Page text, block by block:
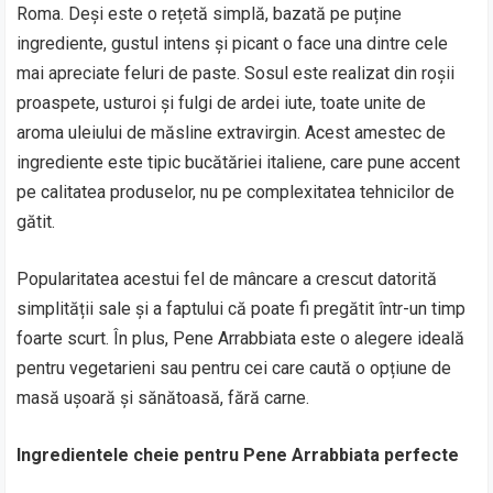
Roma. Deși este o rețetă simplă, bazată pe puține
ingrediente, gustul intens și picant o face una dintre cele
mai apreciate feluri de paste. Sosul este realizat din roșii
proaspete, usturoi și fulgi de ardei iute, toate unite de
aroma uleiului de măsline extravirgin. Acest amestec de
ingrediente este tipic bucătăriei italiene, care pune accent
pe calitatea produselor, nu pe complexitatea tehnicilor de
gătit.
Popularitatea acestui fel de mâncare a crescut datorită
simplității sale și a faptului că poate fi pregătit într-un timp
foarte scurt. În plus, Pene Arrabbiata este o alegere ideală
pentru vegetarieni sau pentru cei care caută o opțiune de
masă ușoară și sănătoasă, fără carne.
Ingredientele cheie pentru Pene Arrabbiata perfecte